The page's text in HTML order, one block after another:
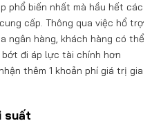
phổ biến nhất mà hầu hết các
cấp. Thông qua việc hổ trợ
ngân hàng, khách hàng có thể
bớt đi áp lực tài chính hơn
thêm 1 khoản phí giá trị gia
suất